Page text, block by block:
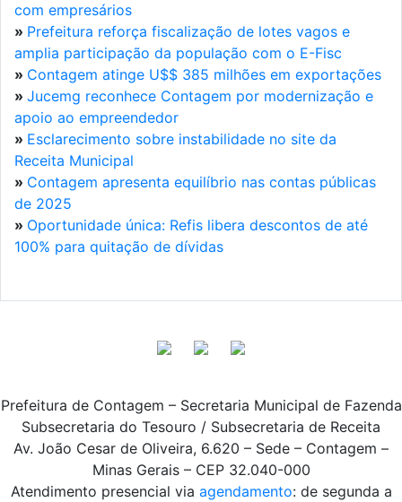
com empresários
» Prefeitura reforça fiscalização de lotes vagos e
amplia participação da população com o E-Fisc
» Contagem atinge U$$ 385 milhões em exportações
» Jucemg reconhece Contagem por modernização e
apoio ao empreendedor
» Esclarecimento sobre instabilidade no site da
Receita Municipal
» Contagem apresenta equilíbrio nas contas públicas
de 2025
» Oportunidade única: Refis libera descontos de até
100% para quitação de dívidas
Prefeitura de Contagem – Secretaria Municipal de Fazenda
Subsecretaria do Tesouro / Subsecretaria de Receita
Av. João Cesar de Oliveira, 6.620 – Sede – Contagem –
Minas Gerais – CEP 32.040-000
Atendimento presencial via agendamento: de segunda a